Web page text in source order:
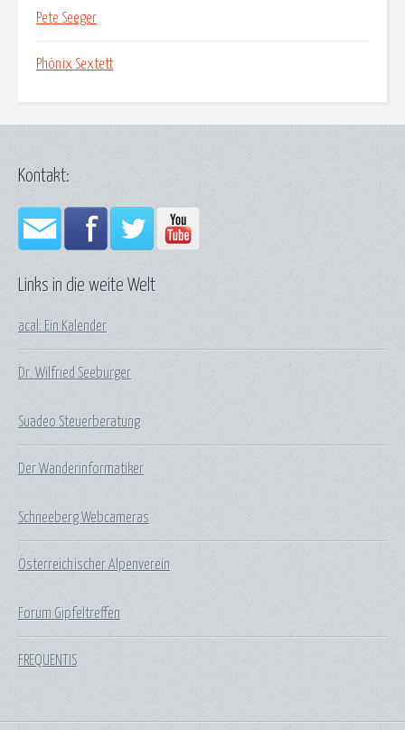
Pete Seeger
Phönix Sextett
Links in die weite Welt
acal: Ein Kalender
Dr. Wilfried Seeburger
Suadeo Steuerberatung
Der Wanderinformatiker
Schneeberg Webcameras
Österreichischer Alpenverein
Forum Gipfeltreffen
FREQUENTIS
Kontakt: